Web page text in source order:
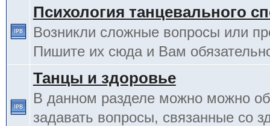
Психология танцевального
Возникли сложные вопросы или
Пишите их сюда и Вам
Танцы и здоровье
В данном разделе можно можно
задавать вопросы, связанные со